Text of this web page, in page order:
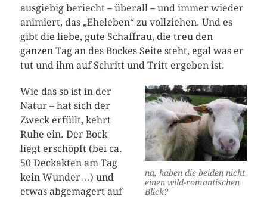
ausgiebig beriecht – überall – und immer wieder
animiert, das „Eheleben“ zu vollziehen. Und es
gibt die liebe, gute Schaffrau, die treu den
ganzen Tag an des Bockes Seite steht, egal was er
tut und ihm auf Schritt und Tritt ergeben ist.
na, haben die beiden nicht
einen wild-romantischen
Blick?
Wie das so ist in der
Natur – hat sich der
Zweck erfüllt, kehrt
Ruhe ein. Der Bock
liegt erschöpft (bei ca.
50 Deckakten am Tag
kein Wunder…) und
etwas abgemagert auf